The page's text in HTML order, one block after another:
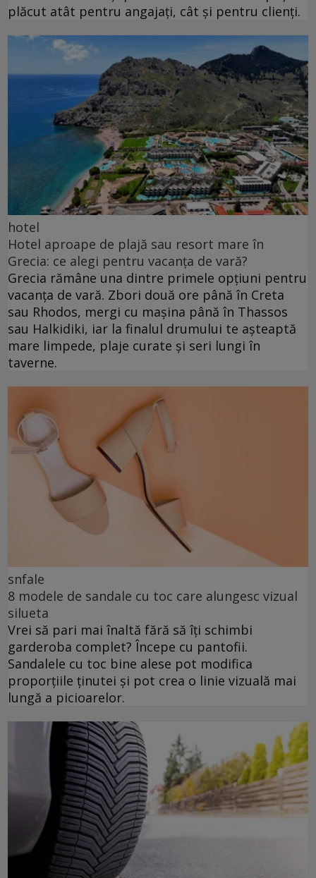
plăcut atât pentru angajați, cât și pentru clienți.
hotel
Hotel aproape de plajă sau resort mare în
Grecia: ce alegi pentru vacanța de vară?
Grecia rămâne una dintre primele opțiuni pentru
vacanța de vară. Zbori două ore până în Creta
sau Rhodos, mergi cu mașina până în Thassos
sau Halkidiki, iar la finalul drumului te așteaptă
mare limpede, plaje curate și seri lungi în
taverne.
snfale
8 modele de sandale cu toc care alungesc vizual
silueta
Vrei să pari mai înaltă fără să îți schimbi
garderoba complet? Începe cu pantofii.
Sandalele cu toc bine alese pot modifica
proporțiile ținutei și pot crea o linie vizuală mai
lungă a picioarelor.